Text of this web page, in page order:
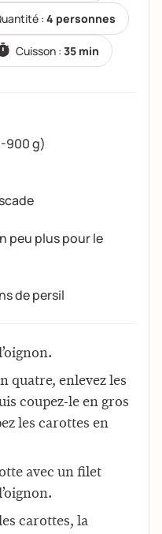
: 4 personnes
Cuisson : 35 min
900 g)
peu plus pour le
de persil
quatre, enlevez les
coupez-le en gros
les carottes en
avec un filet
carottes, la